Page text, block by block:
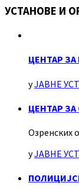
УСТАНОВЕ И
ЦЕНТАР
уЈАВНЕ
ЦЕНТАР
Озренских
уЈАВНЕ